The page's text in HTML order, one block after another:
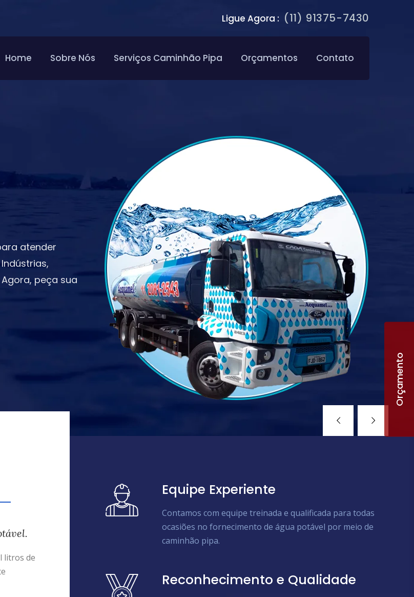
Ligue Agora : (11) 91375-7430
Home Sobre Nós Serviços Caminhão Pipa Orçamentos Contato
Orçamento
atender
peça sua
litros de
Equipe Experiente
Contamos com equipe treinada e qualificada para todas
ocasiões no fornecimento de água potável por meio de
caminhão pipa.
Reconhecimento e Qualidade